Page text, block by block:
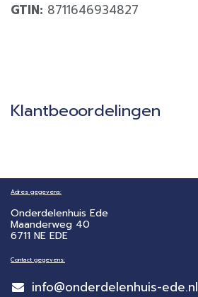
GTIN: 8711646934827
Klantbeoordelingen
Adres gegevens:
Onderdelenhuis Ede
Maanderweg 40
6711 NE EDE
Contact gegevens:
info@onderdelenhuis-ede.nl